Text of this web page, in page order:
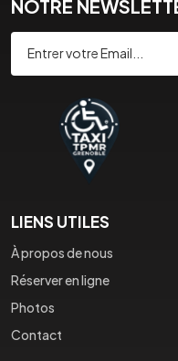
NOTRE
LIENS UTILES
À propos de nous
Réserver en ligne
Photos
Contact